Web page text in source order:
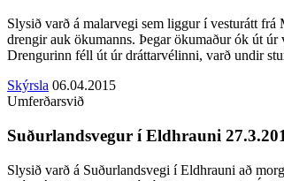
Slysið varð á malarvegi sem liggur í vesturátt
drengir auk ökumanns. Þegar ökumaður ók út
Drengurinn féll út úr dráttarvélinni, varð undir
Skýrsla 06.04.2015
Umferðarsvið
Suðurlandsvegur í Eldhrauni
Slysið varð á Suðurlandsvegi í Eldhrauni að